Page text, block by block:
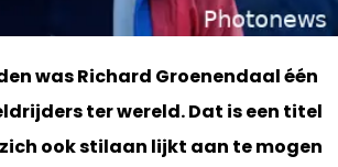
was Richard Groenendaal één
ter wereld. Dat is een titel
zich ook stilaan lijkt aan te mogen